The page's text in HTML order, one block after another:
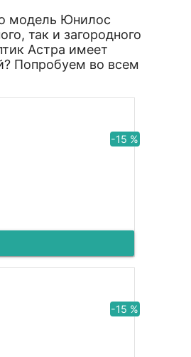
модель Юнилос
так и загородного
Астра имеет
Попробуем во всем
-15 %
-15 %